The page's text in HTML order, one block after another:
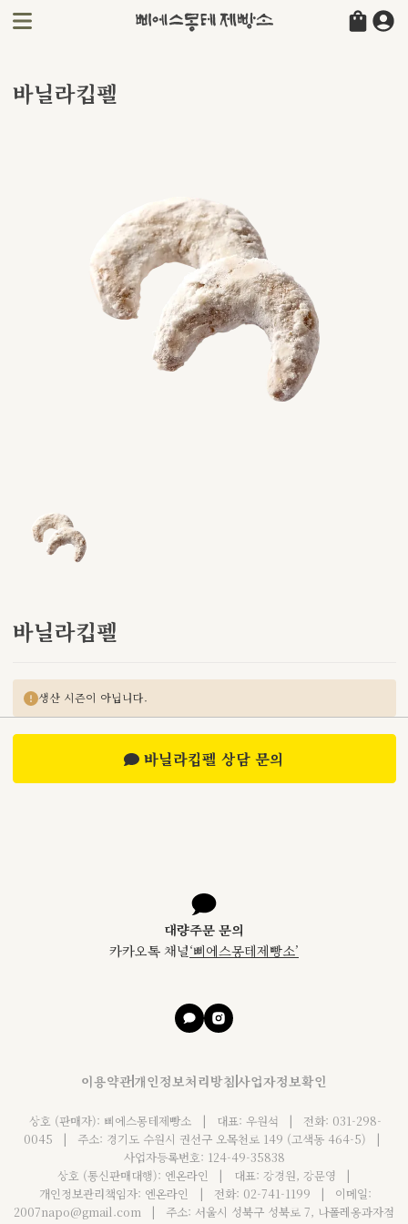
바닐라킵펠
바닐라킵펠
생산 시즌이 아닙니다.
바닐라킵펠 상담 문의
대량주문 문의
카카오톡 채널‘삐에스몽테제빵소’
이용약관개인정보처리방침 사업자정보확인
상호 (판매자): 삐에스몽테제빵소 | 대표: 우원석 |
전화: 031-298-
0045
| 주소: 경기도 수원시 권선구 오목천로 149 (고색동 464-5)
|
사업자등록번호: 124-49-35838
상호 (통신판매대행): 엔온라인
| 대표: 강경원, 강문영
|
개인정보관리책임자: 엔온라인
| 전화: 02-741-1199 |
이메일:
2007napo@gmail.com
|
주소: 서울시 성북구 성북로 7, 나폴레옹과자점
바닐라킵펠